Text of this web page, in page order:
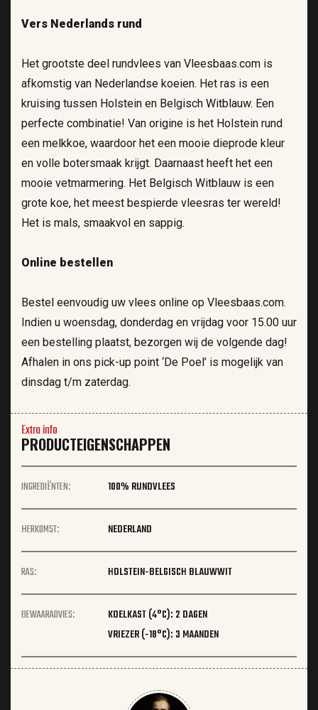
Vers Nederlands rund
Het grootste deel rundvlees van Vleesbaas.com is
afkomstig van Nederlandse koeien. Het ras is een
kruising tussen Holstein en Belgisch Witblauw. Een
perfecte combinatie! Van origine is het Holstein rund
een melkkoe, waardoor het een mooie dieprode kleur
en volle botersmaak krijgt. Daarnaast heeft het een
mooie vetmarmering. Het Belgisch Witblauw is een
grote koe, het meest bespierde vleesras ter wereld!
Het is mals, smaakvol en sappig.
Online bestellen
Bestel eenvoudig uw vlees online op Vleesbaas.com.
Indien u woensdag, donderdag en vrijdag voor 15.00 uur
een bestelling plaatst, bezorgen wij de volgende dag!
Afhalen in ons pick-up point ‘De Poel’ is mogelijk van
dinsdag t/m zaterdag.
Extra info
PRODUCTEIGENSCHAPPEN
INGREDIËNTEN: 100% RUNDVLEES
HERKOMST: NEDERLAND
RAS: HOLSTEIN-BELGISCH BLAUWWIT
BEWAARADVIES:
KOELKAST (4°C): 2 DAGEN
VRIEZER (-18°C): 3 MAANDEN